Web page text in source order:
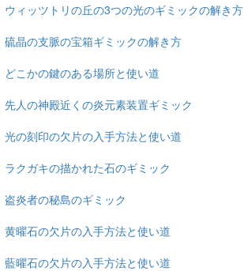
ウィッツトリの丘の3つの光のギミックの解き方
硫晶の支脈の宝箱ギミックの解き方
どこかの鍵のある場所と使い道
先人の神殿近くの炎元素装置ギミック
光の刻印の欠片の入手方法と使い道
ラクガキの描かれた石のギミック
盗炎者の秘島のギミック
黄曜石の欠片の入手方法と使い道
藍曜石の欠片の入手方法と使い道